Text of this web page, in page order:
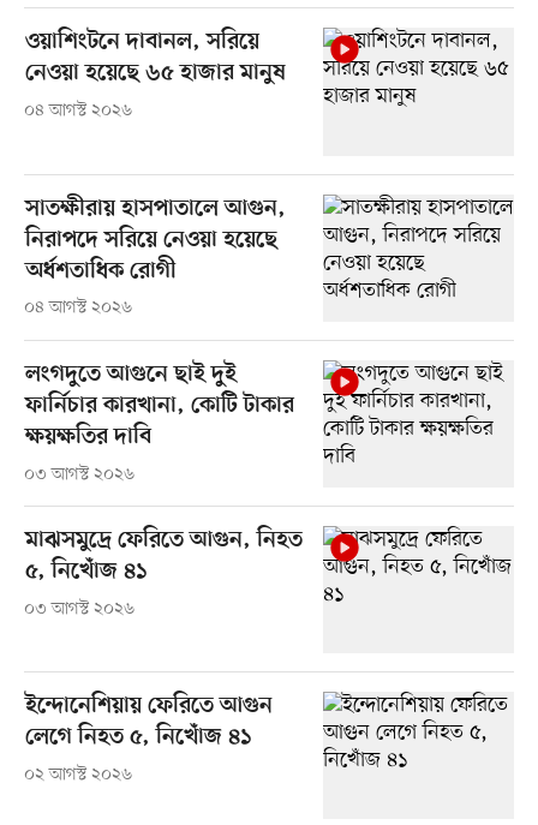
ওয়াশিংটনে দাবানল, সরিয়ে
নেওয়া হয়েছে ৬৫ হাজার মানুষ
০৪ আগস্ট ২০২৬
সাতক্ষীরায় হাসপাতালে আগুন,
নিরাপদে সরিয়ে নেওয়া হয়েছে
অর্ধশতাধিক রোগী
০৪ আগস্ট ২০২৬
লংগদুতে আগুনে ছাই দুই
ফার্নিচার কারখানা, কোটি টাকার
ক্ষয়ক্ষতির দাবি
০৩ আগস্ট ২০২৬
মাঝসমুদ্রে ফেরিতে আগুন, নিহত
৫, নিখোঁজ ৪১
০৩ আগস্ট ২০২৬
ইন্দোনেশিয়ায় ফেরিতে আগুন
লেগে নিহত ৫, নিখোঁজ ৪১
০২ আগস্ট ২০২৬